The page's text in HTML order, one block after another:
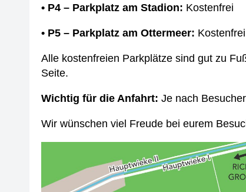
• P4 – Parkplatz am Stadion: Kostenfrei
• P5 – Parkplatz am Ottermeer: Kostenfrei
Alle kostenfreien Parkplätze sind gut zu
Seite.
Wichtig für die Anfahrt: Je nach
Wir wünschen viel Freude bei eurem